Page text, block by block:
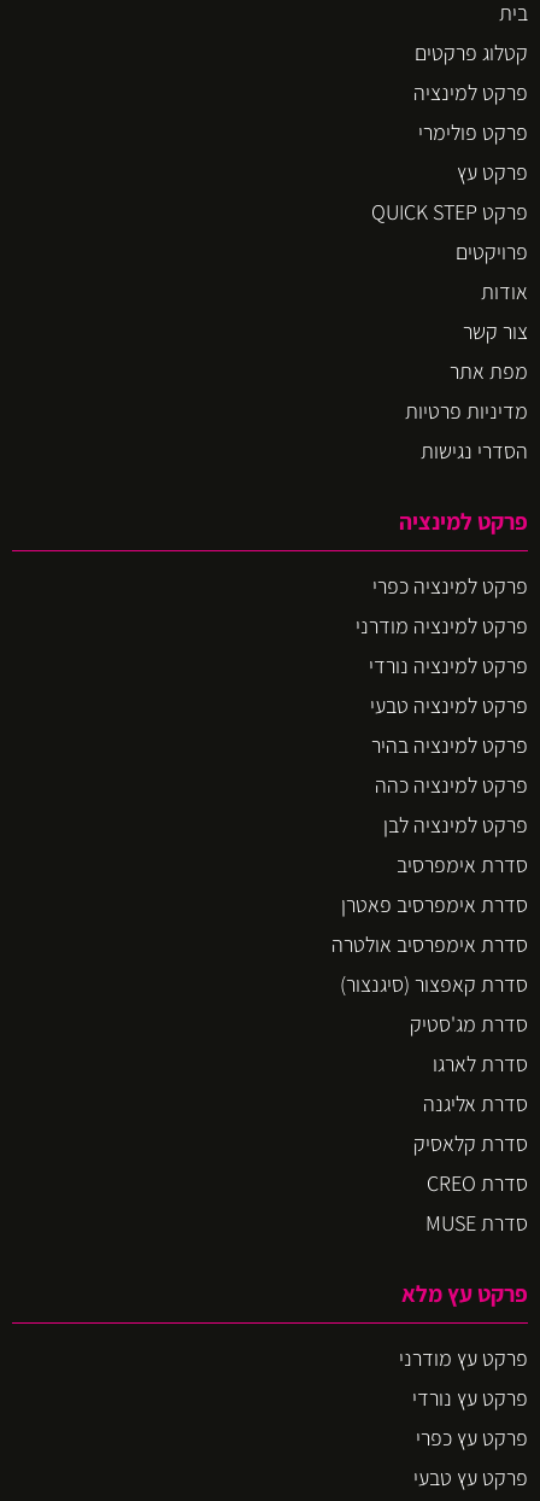
בית
קטלוג פרקטים
פרקט למינציה
פרקט פולימרי
פרקט עץ
פרקט QUICK STEP
פרויקטים
אודות
צור קשר
מפת אתר
מדיניות פרטיות
הסדרי נגישות
פרקט למינציה
פרקט למינציה כפרי
פרקט למינציה מודרני
פרקט למינציה נורדי
פרקט למינציה טבעי
פרקט למינציה בהיר
פרקט למינציה כהה
פרקט למינציה לבן
סדרת אימפרסיב
סדרת אימפרסיב פאטרן
סדרת אימפרסיב אולטרה
סדרת קאפצור (סיגנצור)
סדרת מג'סטיק
סדרת לארגו
סדרת אליגנה
סדרת קלאסיק
סדרת CREO
סדרת MUSE
פרקט עץ מלא
פרקט עץ מודרני
פרקט עץ נורדי
פרקט עץ כפרי
פרקט עץ טבעי